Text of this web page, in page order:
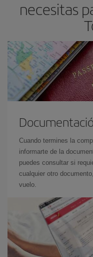
necesitas
Cuando termines la
informarte de la
puedes consultar si
cualquier otro
vuelo.